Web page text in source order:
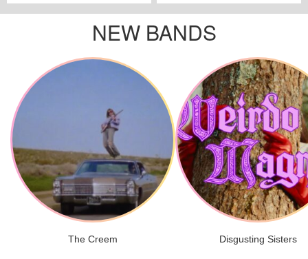
NEW BANDS
The Creem Disgusting Sisters